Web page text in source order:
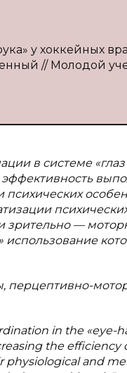
у хоккейных
// Молодой
в системе
зрительно —
использование
перцептивно-
in the «eye-
the efficiency
physiological and